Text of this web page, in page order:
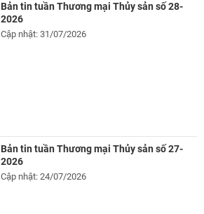
Bản tin tuần Thương mại Thủy sản số 28-
2026
Cập nhật: 31/07/2026
Bản tin tuần Thương mại Thủy sản số 27-
2026
Cập nhật: 24/07/2026